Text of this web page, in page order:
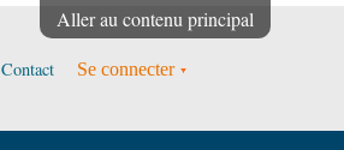
Aller au contenu principal
Contact Se connecter